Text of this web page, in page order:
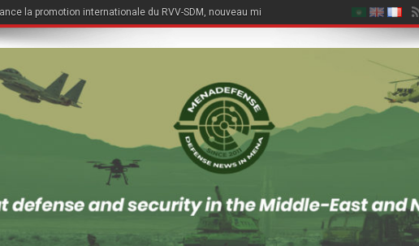
la promotion internationale du RVV-SDM, nouveau missile air-air du Su-57E